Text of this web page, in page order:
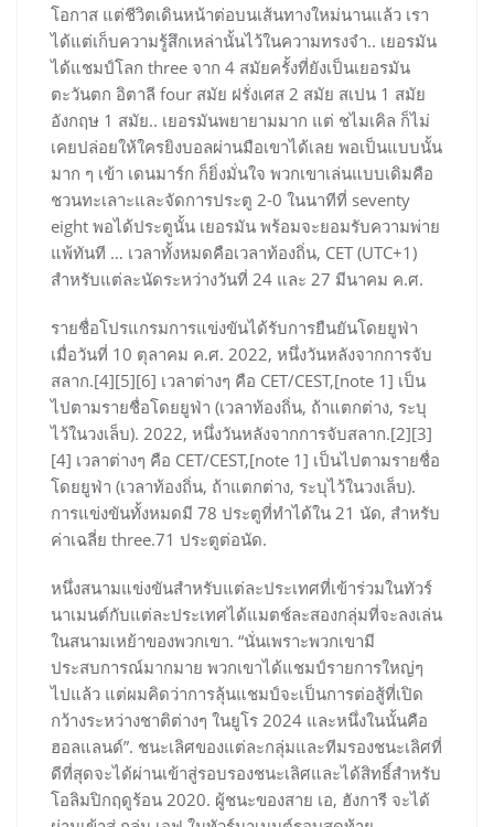
โอกาส แต่ชีวิตเดินหน้าต่อบนเส้นทางใหม่นานแล้ว เรา
ได้แต่เก็บความรู้สึกเหล่านั้นไว้ในความทรงจำ.. เยอรมัน
ได้แชมป์โลก three จาก 4 สมัยครั้งที่ยังเป็นเยอรมัน
ตะวันตก อิตาลี four สมัย ฝรั่งเศส 2 สมัย สเปน 1 สมัย
อังกฤษ 1 สมัย.. เยอรมันพยายามมาก แต่ ชไมเคิล ก็ไม่
เคยปล่อยให้ใครยิงบอลผ่านมือเขาได้เลย พอเป็นแบบนั้น
มาก ๆ เข้า เดนมาร์ก ก็ยิ่งมั่นใจ พวกเขาเล่นแบบเดิมคือ
ชวนทะเลาะและจัดการประตู 2-0 ในนาทีที่ seventy
eight พอได้ประตูนั้น เยอรมัน พร้อมจะยอมรับความพ่าย
แพ้ทันที … เวลาทั้งหมดคือเวลาท้องถิ่น, CET (UTC+1)
สำหรับแต่ละนัดระหว่างวันที่ 24 และ 27 มีนาคม ค.ศ.
รายชื่อโปรแกรมการแข่งขันได้รับการยืนยันโดยยูฟ่า
เมื่อวันที่ 10 ตุลาคม ค.ศ. 2022, หนึ่งวันหลังจากการจับ
สลาก.[4][5][6] เวลาต่างๆ คือ CET/CEST,[note 1] เป็น
ไปตามรายชื่อโดยยูฟ่า (เวลาท้องถิ่น, ถ้าแตกต่าง, ระบุ
ไว้ในวงเล็บ). 2022, หนึ่งวันหลังจากการจับสลาก.[2][3]
[4] เวลาต่างๆ คือ CET/CEST,[note 1] เป็นไปตามรายชื่อ
โดยยูฟ่า (เวลาท้องถิ่น, ถ้าแตกต่าง, ระบุไว้ในวงเล็บ).
การแข่งขันทั้งหมดมี 78 ประตูที่ทำได้ใน 21 นัด, สำหรับ
ค่าเฉลี่ย three.71 ประตูต่อนัด.
หนึ่งสนามแข่งขันสำหรับแต่ละประเทศที่เข้าร่วมในทัวร์
นาเมนต์กับแต่ละประเทศได้แมตช์ละสองกลุ่มที่จะลงเล่น
ในสนามเหย้าของพวกเขา. “นั่นเพราะพวกเขามี
ประสบการณ์มากมาย พวกเขาได้แชมป์รายการใหญ่ๆ
ไปแล้ว แต่ผมคิดว่าการลุ้นแชมป์จะเป็นการต่อสู้ที่เปิด
กว้างระหว่างชาติต่างๆ ในยูโร 2024 และหนึ่งในนั้นคือ
ฮอลแลนด์”. ชนะเลิศของแต่ละกลุ่มและทีมรองชนะเลิศที่
ดีที่สุดจะได้ผ่านเข้าสู่รอบรองชนะเลิศและได้สิทธิ์สำหรับ
โอลิมปิกฤดูร้อน 2020. ผู้ชนะของสาย เอ, ฮังการี จะได้